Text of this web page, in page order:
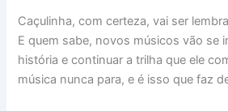
Caçulinha, com certeza, vai ser
E quem sabe, novos músicos vão se
história e continuar a trilha que ele
música nunca para, e é isso que faz